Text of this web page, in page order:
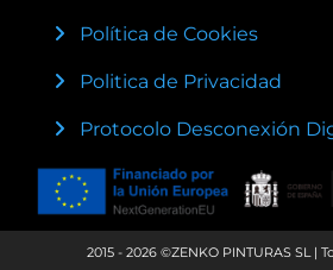
Política de Cookies
Politica de Privacidad
Protocolo Desconexión
2015 - 2026 ©ZENKO PINTURAS SL |